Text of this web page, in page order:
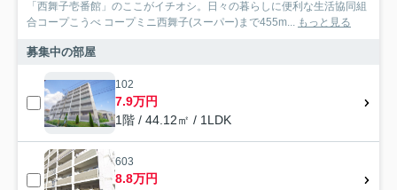
「西舞子壱番館」のここがイチオシ。日々の暮らしに便利な生活協同組
合コープこうべ コープミニ西舞子(スーパー)まで455m... もっと見る
募集中の部屋
102
7.9万円
1階 / 44.12㎡ / 1LDK
603
8.8万円